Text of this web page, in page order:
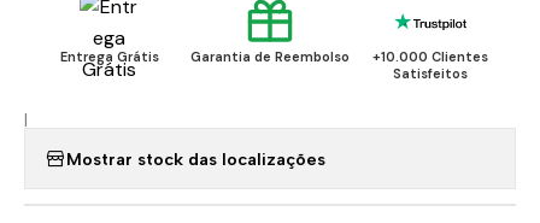
Entrega Grátis Garantia de Reembolso
+10.000 Clientes
Satisfeitos
|
Mostrar stock das localizações